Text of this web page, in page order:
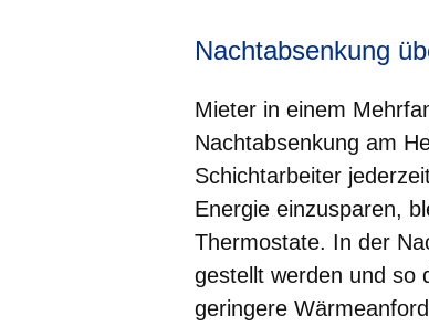
Nachtabsenkung
Mieter in einem
Nachtabsenkung am
Schichtarbeiter
Energie einzusparen,
Thermostate. In der
gestellt werden und so
geringere